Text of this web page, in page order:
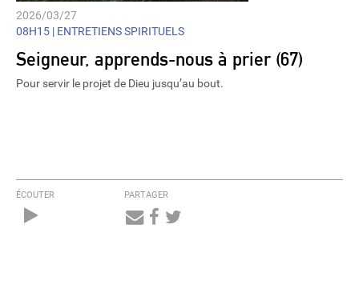
2026/03/27
08H15 | ENTRETIENS SPIRITUELS
Seigneur, apprends-nous à prier (67)
Pour servir le projet de Dieu jusqu’au bout.
ÉCOUTER PARTAGER